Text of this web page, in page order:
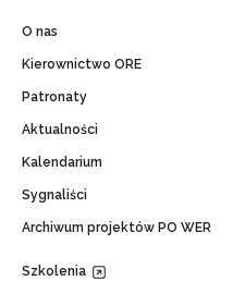
O nas
Kierownictwo ORE
Patronaty
Aktualności
Kalendarium
Sygnaliści
Archiwum projektów PO WER
Szkolenia